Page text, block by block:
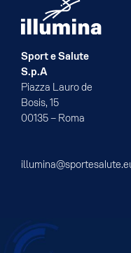
Sport e Salute
S.p.A
Piazza Lauro de
Bosis, 15
00135 – Roma